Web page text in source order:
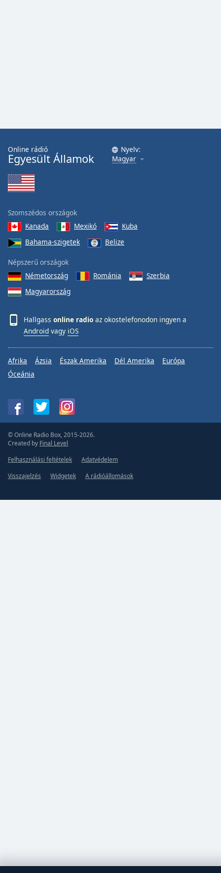
Online rádió
Egyesült Államok
Nyelv:
Magyar
Szomszédos országok
Kanada
Mexikó
Kuba
Bahama-szigetek
Belize
Népszerű országok
Németország
Románia
Szerbia
Magyarország
Hallgass online radio az okostelefonodon ingyen a
Android vagy iOS
Afrika Ázsia Észak Amerika Dél Amerika
Európa
Óceánia
© Online Radio Box, 2015-2026.
Created by Final Level
Felhasználási feltételek
Adatvédelem
Visszajelzés
Widgetek A rádióállomások